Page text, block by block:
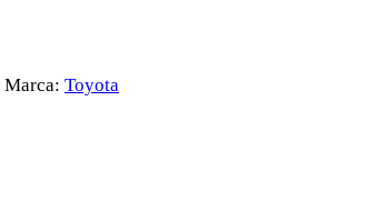
Marca: Toyota